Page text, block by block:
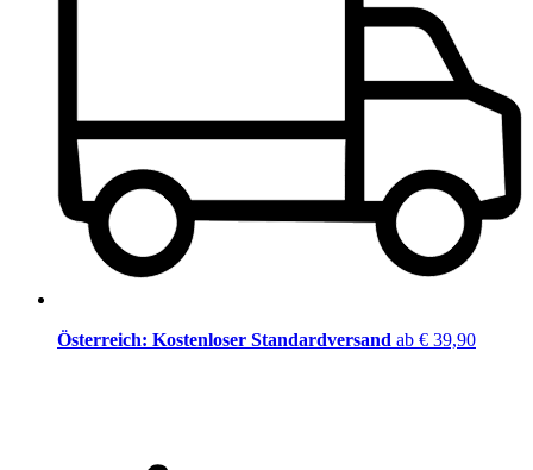
Österreich: Kostenloser Standardversand ab € 39,90